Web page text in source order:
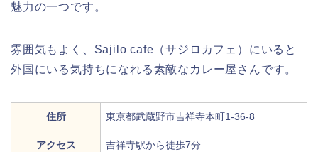
魅力の一つです。
雰囲気もよく、Sajilo cafe（サジロカフェ）にいると
外国にいる気持ちになれる素敵なカレー屋さんです。
住所 東京都武蔵野市吉祥寺本町1-36-8
アクセス 吉祥寺駅から徒歩7分